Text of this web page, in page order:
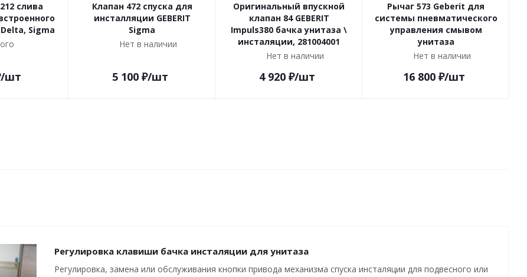
слива
Delta, Sigma
/шт
Клапан 472 спуска для
инсталляции GEBERIT
Sigma
Нет в наличии
5 100₽/шт
Оригинальный впускной
клапан 84 GEBERIT
Impuls380 бачка унитаза \
инсталяции, 281004001
Нет в наличии
4 920₽/шт
Рычаг 573 Geberit для
системы пневматического
управления смывом
унитаза
Нет в наличии
16 800₽/шт
Регулировка клавиши бачка инсталяции для унитаза
Регулировка, замена или обслуживания кнопки привода механизма спуска инсталяции для подвесного или